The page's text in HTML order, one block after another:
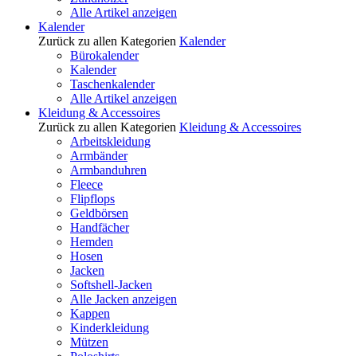
Alle Artikel anzeigen
Kalender
Zurück zu allen Kategorien Kalender
Bürokalender
Kalender
Taschenkalender
Alle Artikel anzeigen
Kleidung & Accessoires
Zurück zu allen Kategorien Kleidung & Accessoires
Arbeitskleidung
Armbänder
Armbanduhren
Fleece
Flipflops
Geldbörsen
Handfächer
Hemden
Hosen
Jacken
Softshell-Jacken
Alle Jacken anzeigen
Kappen
Kinderkleidung
Mützen